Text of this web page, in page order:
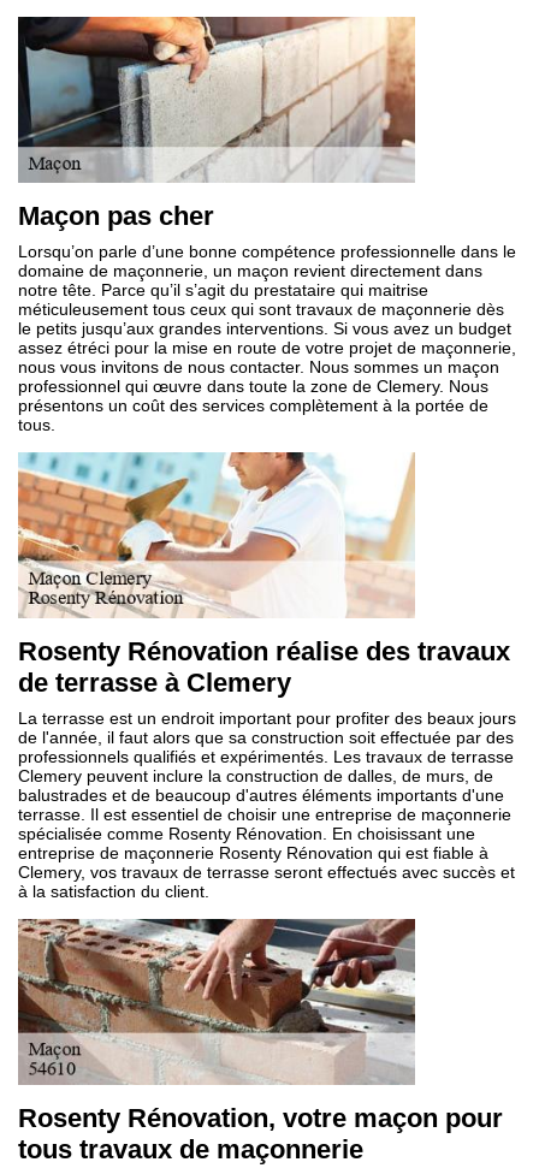
Maçon pas cher
Lorsqu’on parle d’une bonne compétence professionnelle dans le
domaine de maçonnerie, un maçon revient directement dans
notre tête. Parce qu’il s’agit du prestataire qui maitrise
méticuleusement tous ceux qui sont travaux de maçonnerie dès
le petits jusqu’aux grandes interventions. Si vous avez un budget
assez étréci pour la mise en route de votre projet de maçonnerie,
nous vous invitons de nous contacter. Nous sommes un maçon
professionnel qui œuvre dans toute la zone de Clemery. Nous
présentons un coût des services complètement à la portée de
tous.
Rosenty Rénovation réalise des travaux
de terrasse à Clemery
La terrasse est un endroit important pour profiter des beaux jours
de l'année, il faut alors que sa construction soit effectuée par des
professionnels qualifiés et expérimentés. Les travaux de terrasse
Clemery peuvent inclure la construction de dalles, de murs, de
balustrades et de beaucoup d'autres éléments importants d'une
terrasse. Il est essentiel de choisir une entreprise de maçonnerie
spécialisée comme Rosenty Rénovation. En choisissant une
entreprise de maçonnerie Rosenty Rénovation qui est fiable à
Clemery, vos travaux de terrasse seront effectués avec succès et
à la satisfaction du client.
Rosenty Rénovation, votre maçon pour
tous travaux de maçonnerie